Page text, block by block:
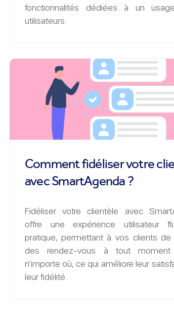
fonctionnalités dédiées à un
utilisateurs.
Comment fidéliser votre
avec SmartAgenda ?
Fidéliser votre clientèle avec
offre une expérience utilisateur
pratique, permettant à vos clients de
des rendez-vous à tout
n’importe où, ce qui améliore leur
leur fidélité.